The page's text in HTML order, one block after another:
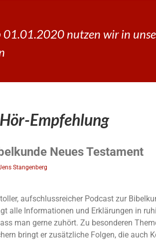
01.01.2020 nutzen wir in
Hör-Empfehlung
Neues Testament
Stangenberg
aufschlussreicher Podcast zur
alle Informationen und Erklärungen in
man gerne zuhört. Zu besonderen
bringt er zusätzliche Folgen, die auch